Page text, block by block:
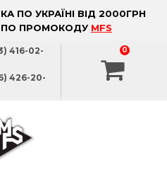
ПО УКРАЇНІ ВІД 2000ГРН
ПО ПРОМОКОДУ MFS
416-02-
426-20-
0